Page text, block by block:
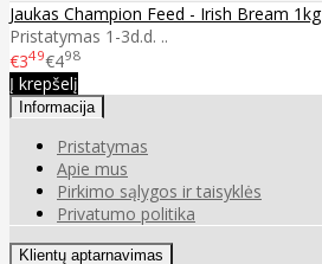
Jaukas Champion Feed - Irish Bream 1kg
Pristatymas 1-3d.d. ..
€349€498
Į krepšelį
Informacija
Pristatymas
Apie mus
Pirkimo sąlygos ir taisyklės
Privatumo politika
Klientų aptarnavimas